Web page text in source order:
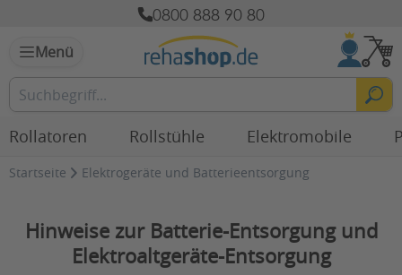
0800 888 90 80
Menü
Rollatoren Rollstühle Elektromobile
Startseite Elektrogeräte und Batterieentsorgung
Hinweise zur Batterie-Entsorgung und
Elektroaltgeräte-Entsorgung